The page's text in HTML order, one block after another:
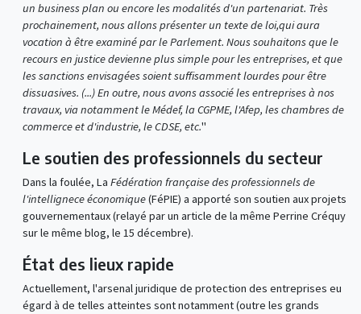
un business plan ou encore les modalités d'un partenariat. Très
prochainement, nous allons présenter un texte de loi,qui aura
vocation à être examiné par le Parlement. Nous souhaitons que le
recours en justice devienne plus simple pour les entreprises, et que
les sanctions envisagées soient suffisamment lourdes pour être
dissuasives. (...) En outre, nous avons associé les entreprises à nos
travaux, via notamment le Médef, la CGPME, l'Afep, les chambres de
commerce et d'industrie, le CDSE, etc."
Le soutien des professionnels du secteur
Dans la foulée, La Fédération française des professionnels de
l'intellignece économique(FéPIE) a apporté son soutien aux projets
gouvernementaux (relayé par un article de la même Perrine Créquy
sur le même blog, le 15 décembre).
État des lieux rapide
Actuellement, l'arsenal juridique de protection des entreprises eu
égard à de telles atteintes sont notamment (outre les grands